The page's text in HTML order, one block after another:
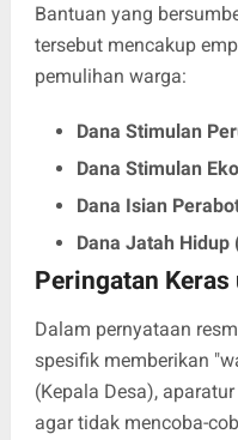
​Bantuan yang
tersebut mencakup
pemulihan warga:
Dana Stimulan
Dana Stimulan
Dana Isian
Dana Jatah Hidup
Peringatan
​Dalam pernyataan
spesifik memberikan
(Kepala Desa),
agar tidak mencoba-